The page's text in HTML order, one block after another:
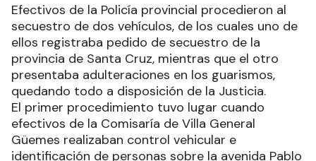
Efectivos de la Policía provincial procedieron al
secuestro de dos vehículos, de los cuales uno de
ellos registraba pedido de secuestro de la
provincia de Santa Cruz, mientras que el otro
presentaba adulteraciones en los guarismos,
quedando todo a disposición de la Justicia.
El primer procedimiento tuvo lugar cuando
efectivos de la Comisaría de Villa General
Güemes realizaban control vehicular e
identificación de personas sobre la avenida Pablo